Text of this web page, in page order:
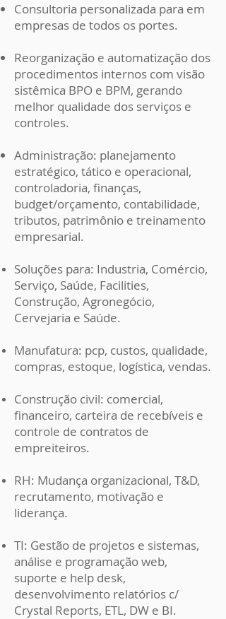
Consultoria personalizada para em
empresas de todos os portes.
Reorganização e automatização dos
procedimentos internos com visão
sistêmica BPO e BPM, gerando
melhor qualidade dos serviços e
controles.
Administração: planejamento
estratégico, tático e operacional,
controladoria, finanças,
budget/orçamento, contabilidade,
tributos, patrimônio e treinamento
empresarial.
Soluções para: Industria, Comércio,
Serviço, Saúde, Facilities,
Construção, Agronegócio,
Cervejaria e Saúde.
Manufatura: pcp, custos, qualidade,
compras, estoque, logística, vendas.
Construção civil: comercial,
financeiro, carteira de recebíveis e
controle de contratos de
empreiteiros.
RH: Mudança organizacional, T&D,
recrutamento, motivação e
liderança.
TI: Gestão de projetos e sistemas,
análise e programação web,
suporte e help desk,
desenvolvimento relatórios c/
Crystal Reports, ETL, DW e BI.